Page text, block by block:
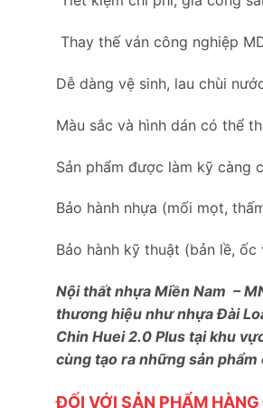
Thay thế ván công nghiệp
Dễ dàng vệ sinh, lau chùi
Màu sắc và hình dán có thể
Sản phẩm được làm kỹ càng
Bảo hành nhựa (mối mọt,
Bảo hành kỹ thuật (bản lề,
Nội thất nhựa Miền Nam –
thương hiệu như nhựa Đài
Chin Huei 2.0 Plus tại khu
cùng tạo ra những sản
ĐỐI VỚI SẢN PHẨM